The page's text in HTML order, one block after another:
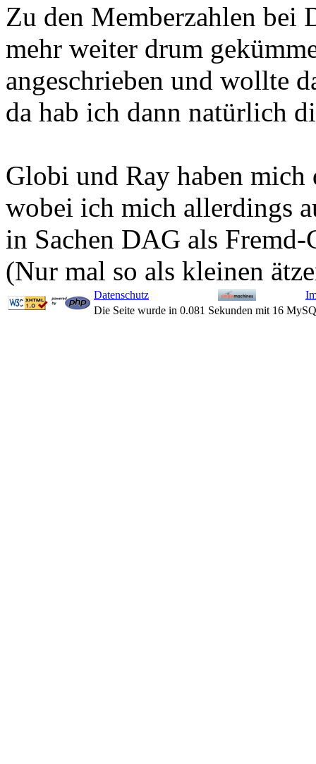
Zu den Memberzahlen bei
mehr weiter drum
angeschrieben und wollte
da hab ich dann natürlich
Globi und Ray haben mich
wobei ich mich allerdings
in Sachen DAG als
(Nur mal so als kleinen
Datenschutz
Die Seite wurde in 0.081 Sekunden mit 16